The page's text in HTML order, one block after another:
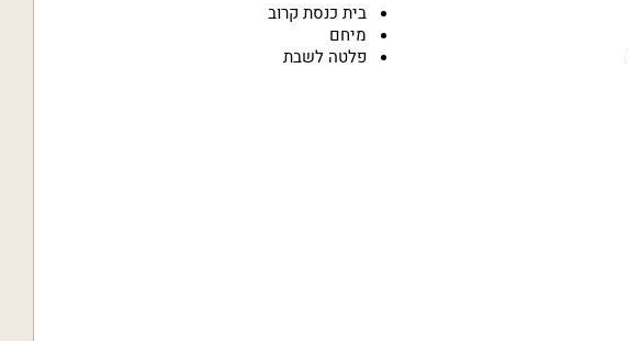
בית כנסת קרוב
מיחם
פלטה לשבת